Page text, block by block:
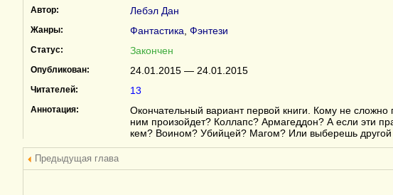
Автор: Лебэл Дан
Жанры: Фантастика Фэнтези
Статус: Закончен
Опубликован: 24.01.2015 — 24.01.2015
Читателей: 13
Аннотация:
Окончательный вариант первой книги. Кому не
ним произойдет? Коллапс? Армагеддон? А если эти
кем? Воином? Убийцей? Магом? Или выберешь другой
Предыдущая глава